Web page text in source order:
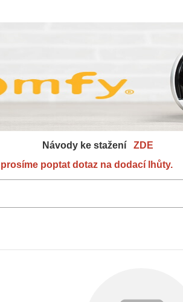
staženíZDE
poptat dotaz na dodací lhůty.